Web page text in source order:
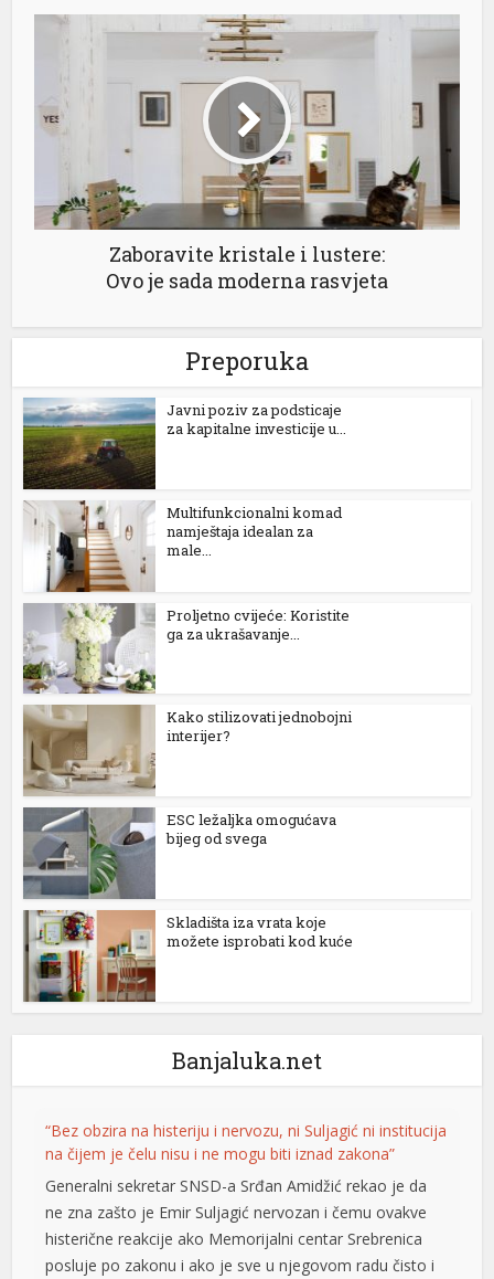
Zaboravite kristale i lustere:
Ovo je sada moderna rasvjeta
Preporuka
Јavni poziv za podsticaje
za kapitalne investicije u...
Multifunkcionalni komad
namještaja idealan za
male...
Proljetno cvijeće: Koristite
ga za ukrašavanje...
Kako stilizovati jednobojni
interijer?
ESC ležaljka omogućava
bijeg od svega
Skladišta iza vrata koje
možete isprobati kod kuće
Banjaluka.net
“Bez obzira na histeriju i nervozu, ni Suljagić ni institucija
na čijem je čelu nisu i ne mogu biti iznad zakona”
Generalni sekretar SNSD-a Srđan Amidžić rekao je da
ne zna zašto je Emir Suljagić nervozan i čemu ovakve
histerične reakcije ako Memorijalni centar Srebrenica
posluje po zakonu i ako je sve u njegovom radu čisto i